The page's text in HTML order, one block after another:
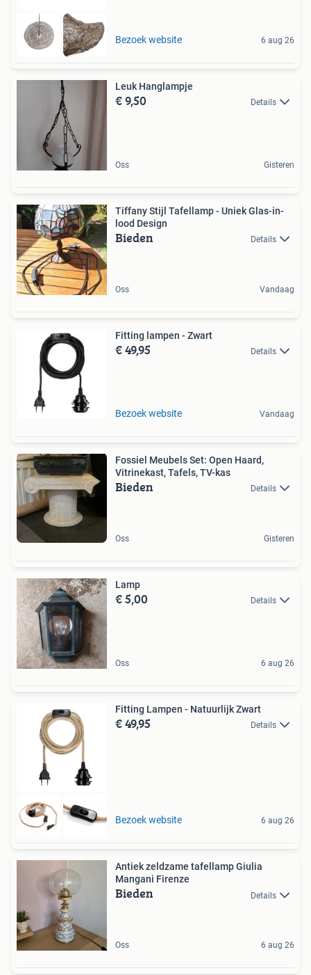
Bezoek website 6 aug 26
Leuk Hanglampje
€ 9,50 Details
Oss Gisteren
Tiffany Stijl Tafellamp - Uniek Glas-in-
lood Design
Bieden Details
Oss Vandaag
Fitting lampen - Zwart
€ 49,95 Details
Bezoek website Vandaag
Fossiel Meubels Set: Open Haard,
Vitrinekast, Tafels, TV-kas
Bieden Details
Oss Gisteren
Lamp
€ 5,00 Details
Oss 6 aug 26
Fitting Lampen - Natuurlijk Zwart
€ 49,95 Details
Bezoek website 6 aug 26
Antiek zeldzame tafellamp Giulia
Mangani Firenze
Bieden Details
Oss 6 aug 26